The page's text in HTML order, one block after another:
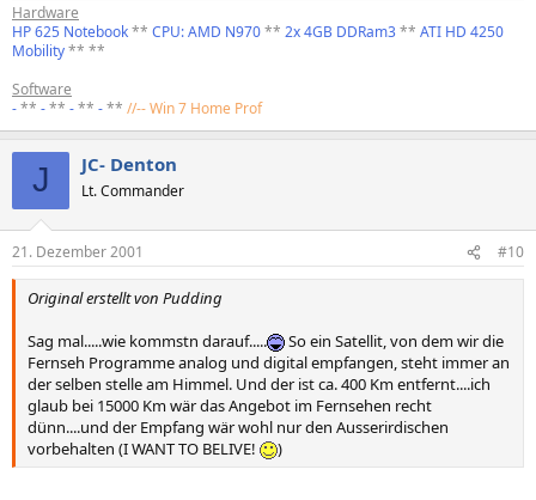
Hardware
HP 625 Notebook** CPU: AMD N970** 2x 4GB DDRam3** ATI HD 4250
Mobility** **
Software
-** -** -** -** //-- Win 7 Home Prof
J JC- Denton
Lt. Commander
21. Dezember 2001 #10
Original erstellt von Pudding
Sag mal.....wie kommstn darauf.....
So ein Satellit, von dem wir die
Fernseh Programme analog und digital empfangen, steht immer an
der selben stelle am Himmel. Und der ist ca. 400 Km entfernt....ich
glaub bei 15000 Km wär das Angebot im Fernsehen recht
dünn....und der Empfang wär wohl nur den Ausserirdischen
vorbehalten (I WANT TO BELIVE!
)